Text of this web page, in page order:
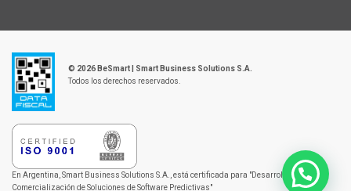
© 2026 BeSmart | Smart Business Solutions S.A.
Todos los derechos reservados.
En Argentina, Smart Business Solutions S.A., está certificada para "Desarrollo y
Comercialización de Soluciones de Software Predictivas"